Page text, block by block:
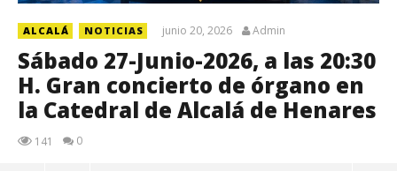
ALCALÁ NOTICIAS junio 20, 2026 Admin
Sábado 27-Junio-2026, a las 20:30
H. Gran concierto de órgano en
la Catedral de Alcalá de Henares
141 0